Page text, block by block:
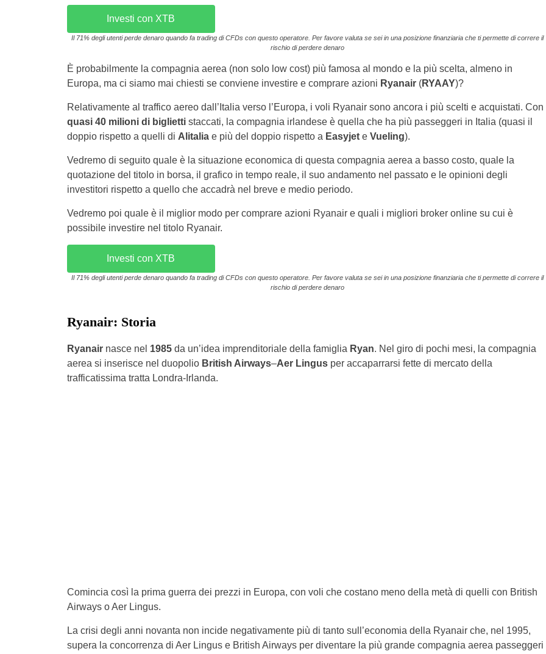
Investi con XTB
Il 71% degli utenti perde denaro quando fa trading di CFDs con questo operatore. Per favore valuta se sei in una posizione finanziaria che ti permette di correre il
rischio di perdere denaro
È probabilmente la compagnia aerea (non solo low cost) più famosa al mondo e la più scelta, almeno in
Europa, ma ci siamo mai chiesti se conviene investire e comprare azioni Ryanair (RYAAY)?
Relativamente al traffico aereo dall’Italia verso l’Europa, i voli Ryanair sono ancora i più scelti e acquistati. Con
quasi 40 milioni di bigliettistaccati, la compagnia irlandese è quella che ha più passeggeri in Italia (quasi il
doppio rispetto a quelli di Alitalia e più del doppio rispetto a Easyjet e Vueling).
Vedremo di seguito quale è la situazione economica di questa compagnia aerea a basso costo, quale la
quotazione del titolo in borsa, il grafico in tempo reale, il suo andamento nel passato e le opinioni degli
investitori rispetto a quello che accadrà nel breve e medio periodo.
Vedremo poi quale è il miglior modo per comprare azioni Ryanair e quali i migliori broker online su cui è
possibile investire nel titolo Ryanair.
Investi con XTB
Il 71% degli utenti perde denaro quando fa trading di CFDs con questo operatore. Per favore valuta se sei in una posizione finanziaria che ti permette di correre il
rischio di perdere denaro
Ryanair: Storia
Ryanair nasce nel 1985da un’idea imprenditoriale della famiglia Ryan. Nel giro di pochi mesi, la compagnia
aerea si inserisce nel duopolio British Airways–Aer Lingusper accaparrarsi fette di mercato della
trafficatissima tratta Londra-Irlanda.
Comincia così la prima guerra dei prezzi in Europa, con voli che costano meno della metà di quelli con British
Airways o Aer Lingus.
La crisi degli anni novanta non incide negativamente più di tanto sull’economia della Ryanair che, nel 1995,
supera la concorrenza di Aer Lingus e British Airways per diventare la più grande compagnia aerea passeggeri